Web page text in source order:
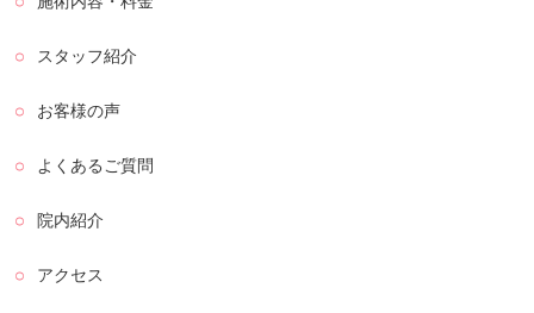
スタッフ紹介
お客様の声
よくあるご質問
院内紹介
アクセス